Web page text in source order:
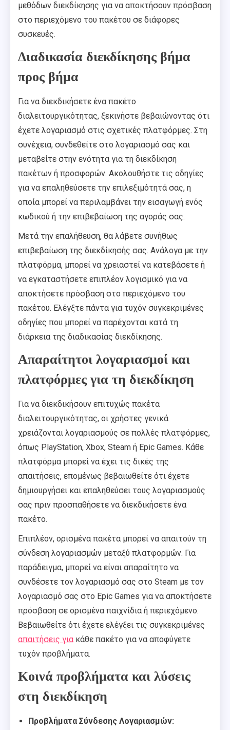
μεθόδων διεκδίκησης για να αποκτήσουν πρόσβαση
στο περιεχόμενο του πακέτου σε διάφορες
συσκευές.
Διαδικασία διεκδίκησης βήμα
προς βήμα
Για να διεκδικήσετε ένα πακέτο
διαλειτουργικότητας, ξεκινήστε βεβαιώνοντας ότι
έχετε λογαριασμό στις σχετικές πλατφόρμες. Στη
συνέχεια, συνδεθείτε στο λογαριασμό σας και
μεταβείτε στην ενότητα για τη διεκδίκηση
πακέτων ή προσφορών. Ακολουθήστε τις οδηγίες
για να επαληθεύσετε την επιλεξιμότητά σας, η
οποία μπορεί να περιλαμβάνει την εισαγωγή ενός
κωδικού ή την επιβεβαίωση της αγοράς σας.
Μετά την επαλήθευση, θα λάβετε συνήθως
επιβεβαίωση της διεκδίκησής σας. Ανάλογα με την
πλατφόρμα, μπορεί να χρειαστεί να κατεβάσετε ή
να εγκαταστήσετε επιπλέον λογισμικό για να
αποκτήσετε πρόσβαση στο περιεχόμενο του
πακέτου. Ελέγξτε πάντα για τυχόν συγκεκριμένες
οδηγίες που μπορεί να παρέχονται κατά τη
διάρκεια της διαδικασίας διεκδίκησης.
Απαραίτητοι λογαριασμοί και
πλατφόρμες για τη διεκδίκηση
Για να διεκδικήσουν επιτυχώς πακέτα
διαλειτουργικότητας, οι χρήστες γενικά
χρειάζονται λογαριασμούς σε πολλές πλατφόρμες,
όπως PlayStation, Xbox, Steam ή Epic Games. Κάθε
πλατφόρμα μπορεί να έχει τις δικές της
απαιτήσεις, επομένως βεβαιωθείτε ότι έχετε
δημιουργήσει και επαληθεύσει τους λογαριασμούς
σας πριν προσπαθήσετε να διεκδικήσετε ένα
πακέτο.
Επιπλέον, ορισμένα πακέτα μπορεί να απαιτούν τη
σύνδεση λογαριασμών μεταξύ πλατφορμών. Για
παράδειγμα, μπορεί να είναι απαραίτητο να
συνδέσετε τον λογαριασμό σας στο Steam με τον
λογαριασμό σας στο Epic Games για να αποκτήσετε
πρόσβαση σε ορισμένα παιχνίδια ή περιεχόμενο.
Βεβαιωθείτε ότι έχετε ελέγξει τις συγκεκριμένες
απαιτήσεις για κάθε πακέτο για να αποφύγετε
τυχόν προβλήματα.
Κοινά προβλήματα και λύσεις
στη διεκδίκηση
Προβλήματα Σύνδεσης Λογαριασμών: